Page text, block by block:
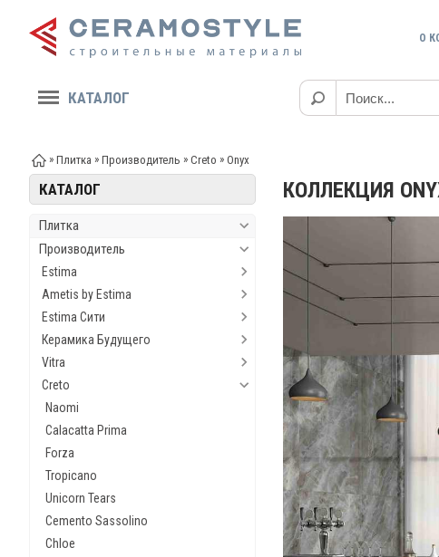
О
КАТАЛОГ
» Плитка » Производитель » Creto » Onyx
КАТАЛОГ
Плитка
Производитель
Estima
Ametis by Estima
Estima Сити
Керамика Будущего
Vitra
Creto
Naomi
Calacatta Prima
Forza
Tropicano
Unicorn Tears
Cemento Sassolino
Chloe
КОЛЛЕКЦИЯ